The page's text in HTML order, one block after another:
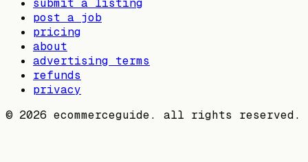
submit a listing
post a job
pricing
about
advertising terms
refunds
privacy
© 2026 ecommerceguide. all rights reserved.